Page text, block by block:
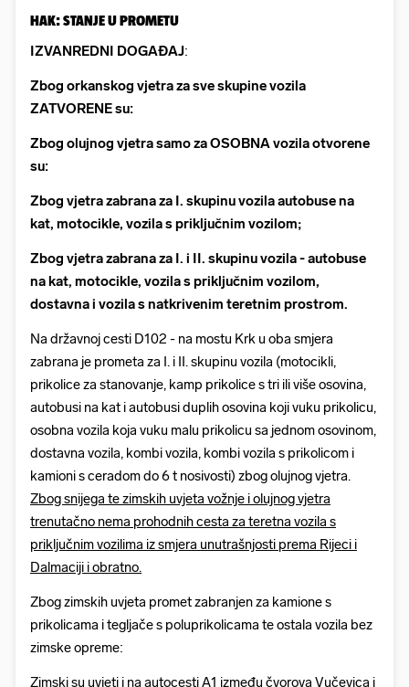
HAK: STANJE U PROMETU
IZVANREDNI DOGAĐAJ:
Zbog orkanskog vjetra za sve skupine vozila
ZATVORENE su:
Zbog olujnog vjetra samo za OSOBNA vozila otvorene
su:
Zbog vjetra zabrana za I. skupinu vozila autobuse na
kat, motocikle, vozila s priključnim vozilom;
Zbog vjetra zabrana za I. i II. skupinu vozila - autobuse
na kat, motocikle, vozila s priključnim vozilom,
dostavna i vozila s natkrivenim teretnim prostrom.
Na državnoj cesti D102 - na mostu Krk u oba smjera
zabrana je prometa za I. i II. skupinu vozila (motocikli,
prikolice za stanovanje, kamp prikolice s tri ili više osovina,
autobusi na kat i autobusi duplih osovina koji vuku prikolicu,
osobna vozila koja vuku malu prikolicu sa jednom osovinom,
dostavna vozila, kombi vozila, kombi vozila s prikolicom i
kamioni s ceradom do 6 t nosivosti) zbog olujnog vjetra.
Zbog snijega te zimskih uvjeta vožnje i olujnog vjetra
trenutačno nema prohodnih cesta za teretna vozila s
priključnim vozilima iz smjera unutrašnjosti prema Rijeci i
Dalmaciji i obratno.
Zbog zimskih uvjeta promet zabranjen za kamione s
prikolicama i tegljače s poluprikolicama te ostala vozila bez
zimske opreme:
Zimski su uvjeti i na autocesti A1 između čvorova Vučevica i